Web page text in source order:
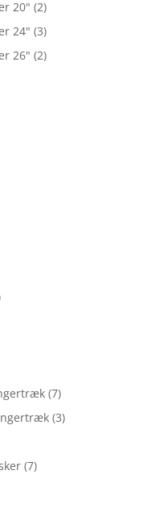
20" (2)
24" (3)
26" (2)
(7)
(3)
(7)